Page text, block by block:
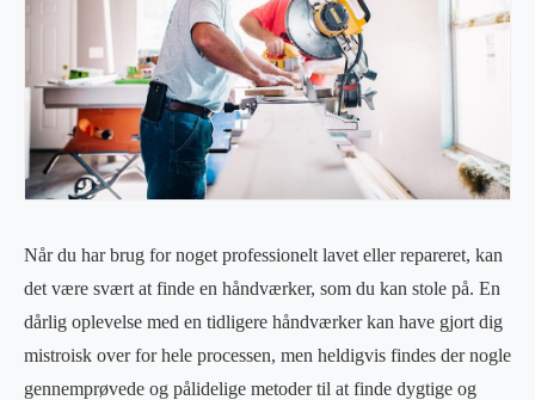
Når du har brug for noget professionelt lavet eller repareret, kan
det være svært at finde en håndværker, som du kan stole på. En
dårlig oplevelse med en tidligere håndværker kan have gjort dig
mistroisk over for hele processen, men heldigvis findes der nogle
gennemprøvede og pålidelige metoder til at finde dygtige og